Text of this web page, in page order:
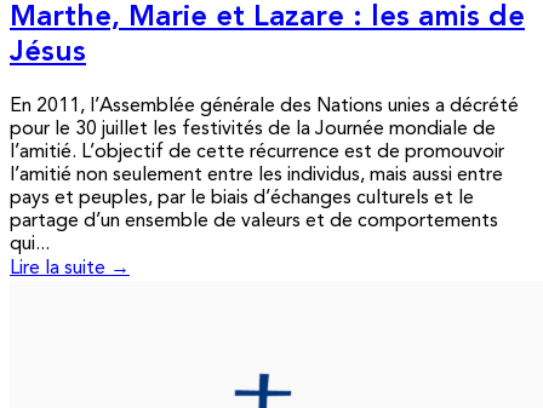
Marthe, Marie et Lazare : les amis de
Jésus
En 2011, l’Assemblée générale des Nations unies a décrété
pour le 30 juillet les festivités de la Journée mondiale de
l’amitié. L’objectif de cette récurrence est de promouvoir
l’amitié non seulement entre les individus, mais aussi entre
pays et peuples, par le biais d’échanges culturels et le
partage d’un ensemble de valeurs et de comportements
qui...
Lire la suite →